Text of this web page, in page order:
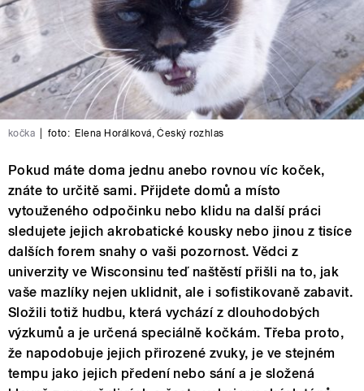
kočka foto: Elena Horálková,Český rozhlas
Pokud máte doma jednu anebo rovnou víc koček,
znáte to určitě sami. Přijdete domů a místo
vytouženého odpočinku nebo klidu na další práci
sledujete jejich akrobatické kousky nebo jinou z tisíce
dalších forem snahy o vaši pozornost. Vědci z
univerzity ve Wisconsinu teď naštěstí přišli na to, jak
vaše mazlíky nejen uklidnit, ale i sofistikovaně zabavit.
Složili totiž hudbu, která vychází z dlouhodobých
výzkumů a je určená speciálně kočkám. Třeba proto,
že napodobuje jejich přirozené zvuky, je ve stejném
tempu jako jejich předení nebo sání a je složená